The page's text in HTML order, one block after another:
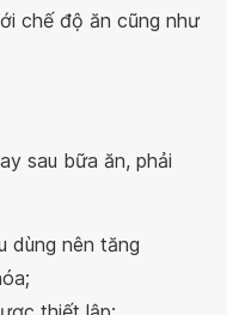
chế độ ăn cũng như
sau bữa ăn, phải
dùng nên tăng